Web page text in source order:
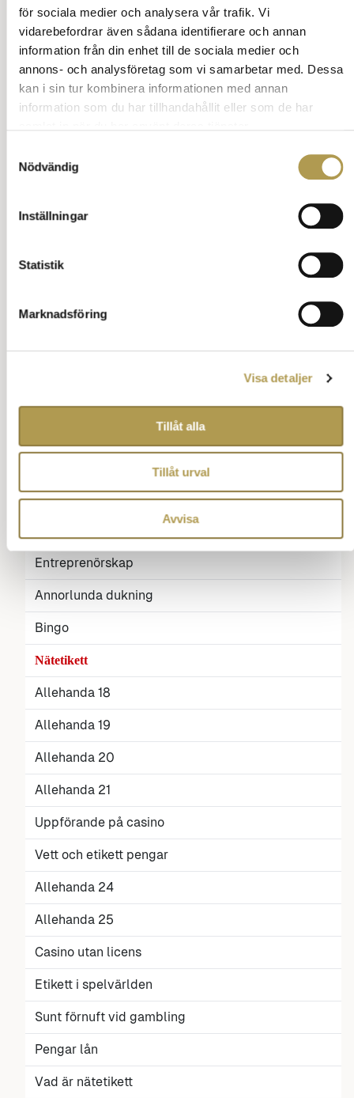
för sociala medier och analysera vår trafik. Vi
vidarebefordrar även sådana identifierare och annan
information från din enhet till de sociala medier och
annons- och analysföretag som vi samarbetar med. Dessa
kan i sin tur kombinera informationen med annan
information som du har tillhandahållit eller som de har
Nödvändig
Inställningar
Statistik
Marknadsföring
Visa detaljer
Tillåt alla
Tillåt urval
Avvisa
Om reklam
Underhållning, chanser och etikett
Allehanda
Allehanda 1
Allehanda 3
Besöka ett casino
Utan svensk licens
Entreprenörskap
Annorlunda dukning
Bingo
Nätetikett
Allehanda 18
Allehanda 19
Allehanda 20
Allehanda 21
Uppförande på casino
Vett och etikett pengar
Allehanda 24
Allehanda 25
Casino utan licens
Etikett i spelvärlden
Sunt förnuft vid gambling
Pengar lån
Vad är nätetikett